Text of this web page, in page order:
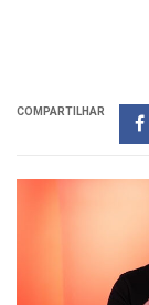
COMPARTILHAR